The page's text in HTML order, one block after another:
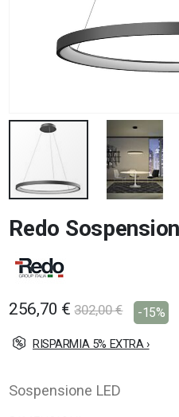
all'inizio
della
galleria
di
Redo
256,70 € 302,00 € -15%
RISPARMIA 5% EXTRA ›
Sospensione LED